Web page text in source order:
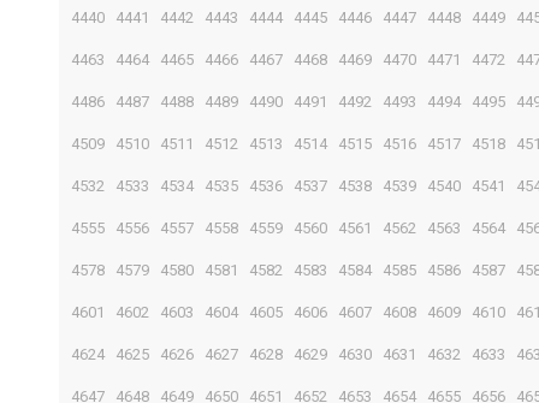
4440 4441 4442 4443 4444 4445 4446 4447 4448 4449
4463 4464 4465 4466 4467 4468 4469 4470 4471 4472
4486 4487 4488 4489 4490 4491 4492 4493 4494 4495
4509 4510 4511 4512 4513 4514 4515 4516 4517 4518
4532 4533 4534 4535 4536 4537 4538 4539 4540 4541
4555 4556 4557 4558 4559 4560 4561 4562 4563 4564
4578 4579 4580 4581 4582 4583 4584 4585 4586 4587
4601 4602 4603 4604 4605 4606 4607 4608 4609 4610
4624 4625 4626 4627 4628 4629 4630 4631 4632 4633
4647 4648 4649 4650 4651 4652 4653 4654 4655 4656